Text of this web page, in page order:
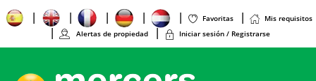
Favoritas
Mis requisitos
Alertas de propiedad
Iniciar sesión / Registrarse